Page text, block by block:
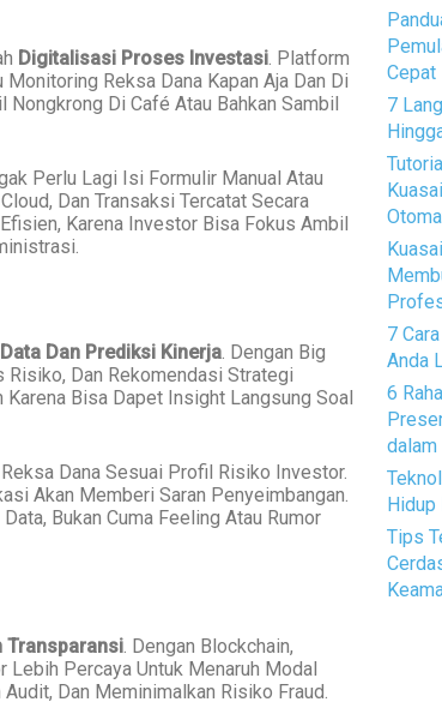
Digitalisasi Proses Investasi. Platform
Reksa Dana Kapan Aja Dan Di
Di Café Atau Bahkan Sambil
Perlu Lagi Isi Formulir Manual Atau
Dan Transaksi Tercatat Secara
Karena Investor Bisa Fokus Ambil
Dan Prediksi Kinerja. Dengan Big
Risiko, Dan Rekomendasi Strategi
Bisa Dapet Insight Langsung Soal
Dana Sesuai Profil Risiko Investor.
Akan Memberi Saran Penyeimbangan.
Bukan Cuma Feeling Atau Rumor
Transparansi. Dengan Blockchain,
Percaya Untuk Menaruh Modal
Dan Meminimalkan Risiko Fraud.
Cepat
7
7
Anda
6
Hidup
Tips